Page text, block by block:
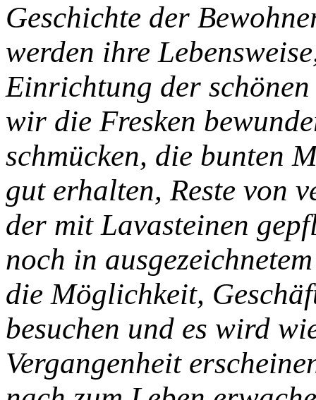
Geschichte der
werden ihre
Einrichtung der
wir die Fresken
schmücken, die bunten
gut erhalten, Reste von
der mit Lavasteinen
noch in
die Möglichkeit,
besuchen und es wird
Vergangenheit